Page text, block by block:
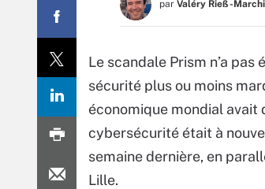
par Valéry Rieß-
Le scandale Prism n’a pas
sécurité plus ou moins
économique mondial avait
cybersécurité était à
semaine dernière, en
Lille.